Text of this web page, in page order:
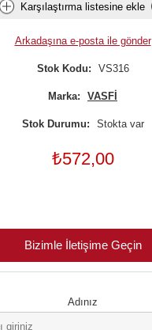
Karşılaştırma listesine ekle
Arkadaşına e-posta ile gönder
Stok Kodu: VS316
Marka: VASFİ
Stok Durumu: Stokta var
₺572,00
Bizimle İletişime Geçin
Adınız